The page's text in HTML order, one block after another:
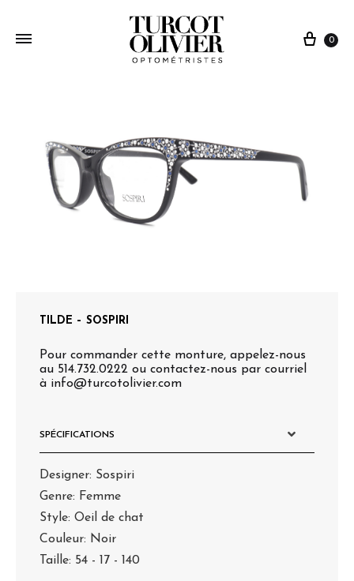
0
TILDE – SOSPIRI
SPÉCIFICATIONS
Designer: Sospiri
Genre: Femme
Style: Oeil de chat
Couleur: Noir
Taille: 54 - 17 - 140